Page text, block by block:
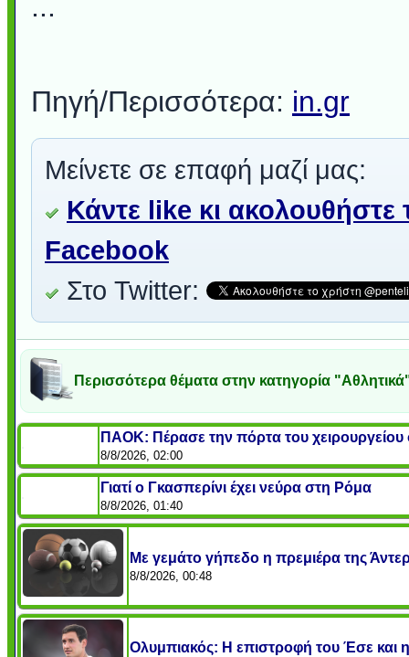
...
Πηγή/Περισσότερα: in.gr
Μείνετε σε επαφή μαζί μας:
Κάντε like κι ακολουθήστε
Facebook
Στο Twitter:
Περισσότερα θέματα στην κατηγορία
ΠΑΟΚ: Πέρασε την πόρτα του χειρουργείου
8/8/2026, 02:00
Γιατί ο Γκασπερίνι έχει νεύρα στη Ρόμα
8/8/2026, 01:40
Με γεμάτο γήπεδο η πρεμιέρα της
8/8/2026, 00:48
Ολυμπιακός: Η επιστροφή του Έσε και